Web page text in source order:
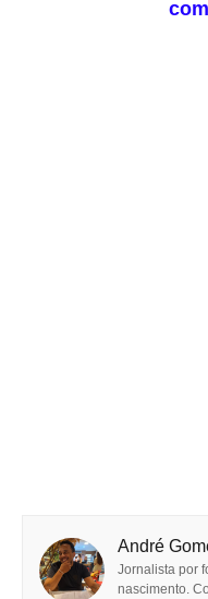
André
Jornalista por
nascimento.